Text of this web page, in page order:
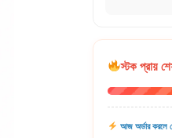
স্টক প্রায়
আজ অর্ডার করলে